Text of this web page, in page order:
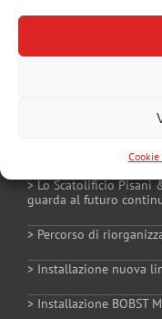
Qualità e Certificazioni
News
Cerca
> Lo Scatolificio Pisani
guarda al futuro
> Percorso di
> Installazione nuova
> Installazione BOBST